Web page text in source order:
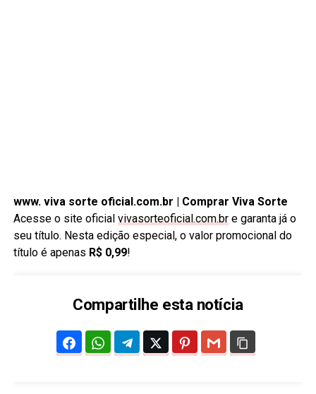
www. viva sorte oficial.com.br | Comprar Viva Sorte
Acesse o site oficial vivasorteoficial.com.bre garanta já o
seu título. Nesta edição especial, o valor promocional do
título é apenas R$ 0,99!
Compartilhe esta notícia